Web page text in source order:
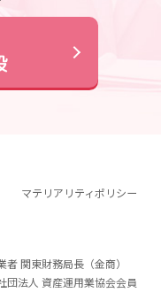
マテリアリティポリシー
者 関東財務局長（金商）
団法人 資産運用業協会会員